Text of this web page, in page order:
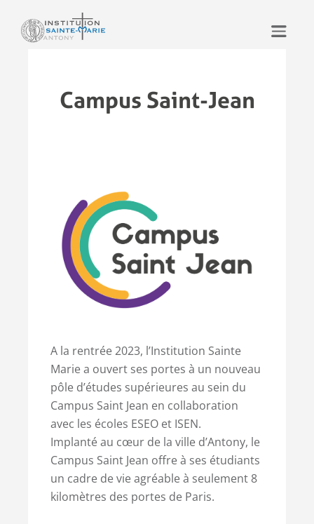
Campus Saint-Jean
A la rentrée 2023, l’Institution Sainte
Marie a ouvert ses portes à un nouveau
pôle d’études supérieures au sein du
Campus Saint Jean en collaboration
avec les écoles ESEO et ISEN.
Implanté au cœur de la ville d’Antony, le
Campus Saint Jean offre à ses étudiants
un cadre de vie agréable à seulement 8
kilomètres des portes de Paris.